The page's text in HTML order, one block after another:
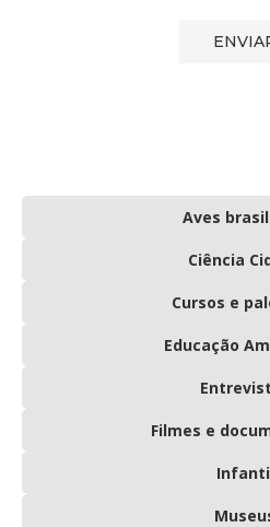
Aves
Ciência
Cursos e
Educação
Filmes e